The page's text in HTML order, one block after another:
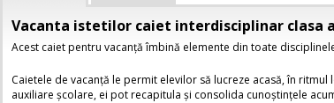
Vacanta istetilor caiet interdisciplinar clasa
Acest caiet pentru vacanță îmbină elemente din toate
Caietele de vacanță le permit elevilor să lucreze acasă, în
auxiliare școlare, ei pot recapitula și consolida cunoștințele